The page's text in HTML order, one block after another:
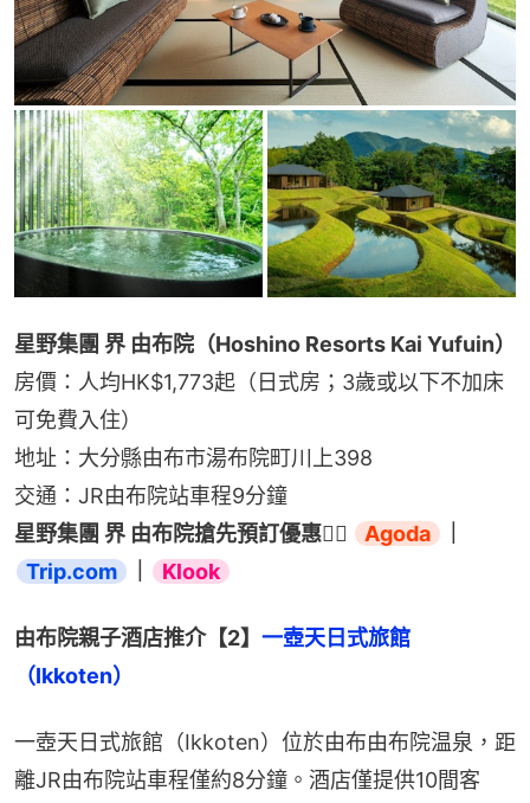
星野集團 界 由布院（Hoshino Resorts Kai Yufuin）
房價：人均HK$1,773起（日式房；3歲或以下不加床
可免費入住）
地址：大分縣由布市湯布院町川上398
交通：JR由布院站車程9分鐘
星野集團 界 由布院搶先預訂優惠👉🏻
Agoda
Trip.com
Klook
由布院親子酒店推介【2】 一壺天日式旅館
（Ikkoten）
一壺天日式旅館（Ikkoten）位於由布由布院温泉，距
離JR由布院站車程僅約8分鐘。酒店僅提供10間客